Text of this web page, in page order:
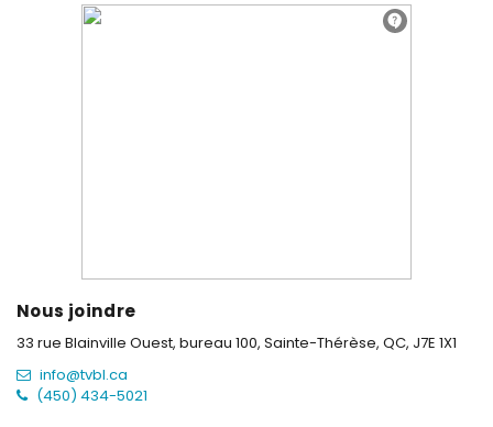
Nous joindre
33 rue Blainville Ouest, bureau 100, Sainte-Thérèse, QC, J7E 1X1
info@tvbl.ca
(450) 434-5021